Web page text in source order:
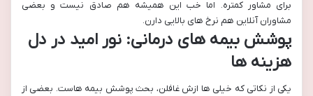
برای مشاور کمتره. اما خب این همیشه هم صادق نیست و بعضی
مشاوران آنلاین هم نرخ های بالایی دارن.
پوشش بیمه های درمانی: نور امید در دل
هزینه ها
یکی از نکاتی که خیلی ها ازش غافلن، بحث پوشش بیمه هاست. بعضی از